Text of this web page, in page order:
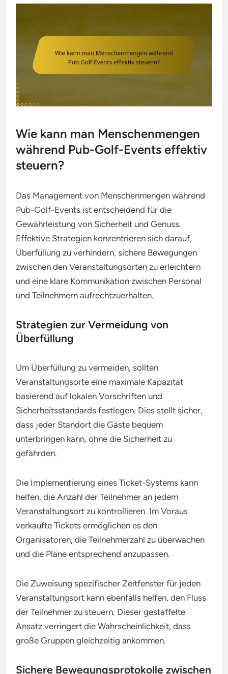
Wie kann man Menschenmengen
während Pub-Golf-Events effektiv
steuern?
Das Management von Menschenmengen während
Pub-Golf-Events ist entscheidend für die
Gewährleistung von Sicherheit und Genuss.
Effektive Strategien konzentrieren sich darauf,
Überfüllung zu verhindern, sichere Bewegungen
zwischen den Veranstaltungsorten zu erleichtern
und eine klare Kommunikation zwischen Personal
und Teilnehmern aufrechtzuerhalten.
Strategien zur Vermeidung von
Überfüllung
Um Überfüllung zu vermeiden, sollten
Veranstaltungsorte eine maximale Kapazität
basierend auf lokalen Vorschriften und
Sicherheitsstandards festlegen. Dies stellt sicher,
dass jeder Standort die Gäste bequem
unterbringen kann, ohne die Sicherheit zu
gefährden.
Die Implementierung eines Ticket-Systems kann
helfen, die Anzahl der Teilnehmer an jedem
Veranstaltungsort zu kontrollieren. Im Voraus
verkaufte Tickets ermöglichen es den
Organisatoren, die Teilnehmerzahl zu überwachen
und die Pläne entsprechend anzupassen.
Die Zuweisung spezifischer Zeitfenster für jeden
Veranstaltungsort kann ebenfalls helfen, den Fluss
der Teilnehmer zu steuern. Dieser gestaffelte
Ansatz verringert die Wahrscheinlichkeit, dass
große Gruppen gleichzeitig ankommen.
Sichere Bewegungsprotokolle zwischen